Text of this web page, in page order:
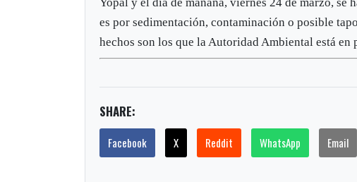
es por sedimentación, contaminación o posible
hechos son los que la Autoridad Ambiental está
SHARE:
Facebook X Reddit WhatsApp Email